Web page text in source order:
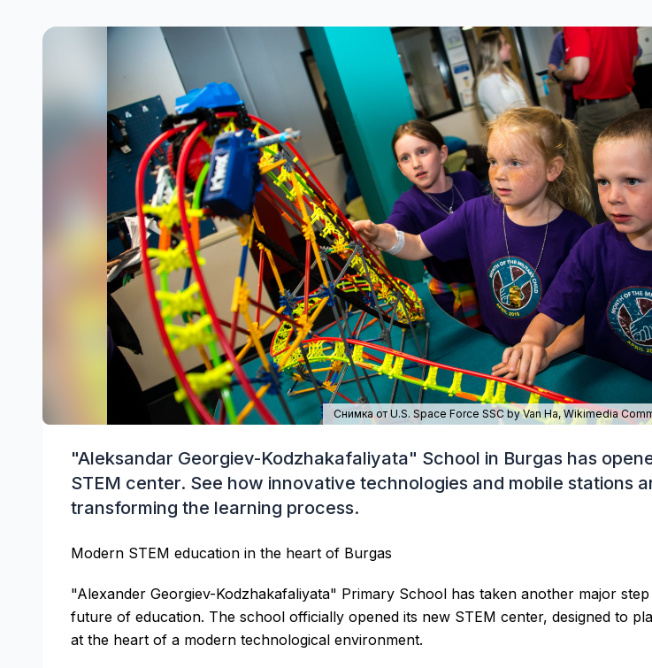
Снимка от U.S. Space Force SSC by Van Ha,Wikimedia
"Aleksandar Georgiev-Kodzhakafaliyata" School in Burgas has
STEM center. See how innovative technologies and mobile stations
transforming the learning process.
Modern STEM education in the heart of Burgas
"Alexander Georgiev-Kodzhakafaliyata" Primary School has taken another major
future of education. The school officially opened its new STEM center, designed to
at the heart of a modern technological environment.